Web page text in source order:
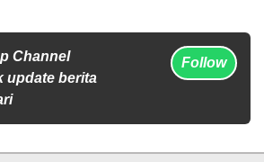
Channel
update berita
Follow